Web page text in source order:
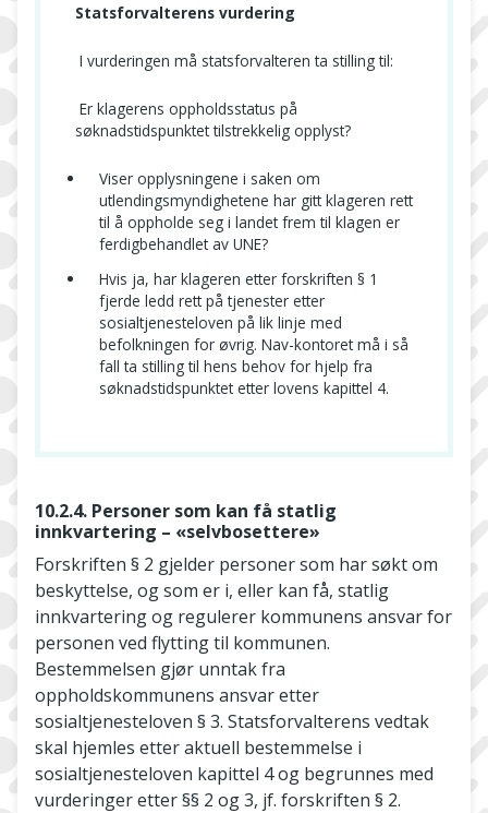
Statsforvalterens vurdering
I vurderingen må statsforvalteren ta stilling til:
Er klagerens oppholdsstatus på
søknadstidspunktet tilstrekkelig opplyst?
Viser opplysningene i saken om
utlendingsmyndighetene har gitt klageren rett
til å oppholde seg i landet frem til klagen er
ferdigbehandlet av UNE?
Hvis ja, har klageren etter forskriften § 1
fjerde ledd rett på tjenester etter
sosialtjenesteloven på lik linje med
befolkningen for øvrig. Nav-kontoret må i så
fall ta stilling til hens behov for hjelp fra
søknadstidspunktet etter lovens kapittel 4.
10.2.4. Personer som kan få statlig
innkvartering – «selvbosettere»
Forskriften § 2 gjelder personer som har søkt om
beskyttelse, og som er i, eller kan få, statlig
innkvartering og regulerer kommunens ansvar for
personen ved flytting til kommunen.
Bestemmelsen gjør unntak fra
oppholdskommunens ansvar etter
sosialtjenesteloven § 3. Statsforvalterens vedtak
skal hjemles etter aktuell bestemmelse i
sosialtjenesteloven kapittel 4 og begrunnes med
vurderinger etter §§ 2 og 3, jf. forskriften § 2.